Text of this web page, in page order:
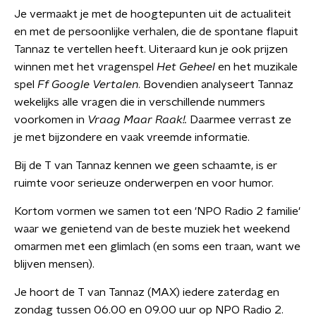
Je vermaakt je met de hoogtepunten uit de actualiteit
en met de persoonlijke verhalen, die de spontane flapuit
Tannaz te vertellen heeft. Uiteraard kun je ook prijzen
winnen met het vragenspel Het Geheel en het muzikale
spel Ff Google Vertalen. Bovendien analyseert Tannaz
wekelijks alle vragen die in verschillende nummers
voorkomen in Vraag Maar Raak!. Daarmee verrast ze
je met bijzondere en vaak vreemde informatie.
Bij de T van Tannaz kennen we geen schaamte, is er
ruimte voor serieuze onderwerpen en voor humor.
Kortom vormen we samen tot een 'NPO Radio 2 familie'
waar we genietend van de beste muziek het weekend
omarmen met een glimlach (en soms een traan, want we
blijven mensen).
Je hoort de T van Tannaz (MAX) iedere zaterdag en
zondag tussen 06.00 en 09.00 uur op NPO Radio 2.